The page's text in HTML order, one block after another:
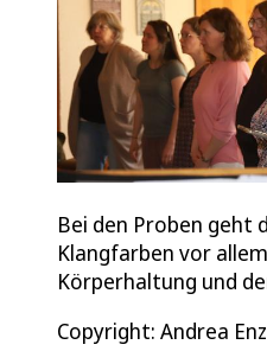
Bei den Proben geht
Klangfarben vor
Körperhaltung und
Copyright: Andrea